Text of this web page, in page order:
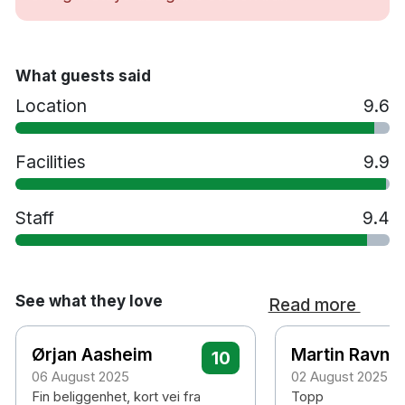
Strykjärn/strykbräda
Inomhuspool
Jacuzzi
Relaxområde
Gym
Restaurang
Bar
Spjälsäng mot en avgift
Extrasäng mot en avgift
Handikappsanpassade rum finns tillgängliga
Parkering mot en avgift
10 minuters promenad till Lillestrøm station
30 minuters bilresa till Oslo Gardermoen
What guests said
Location 9.6
Facilities 9.9
Staff 9.4
See what they love Read more
Ørjan Aasheim
06 August 2025
10
Fin beliggenhet, kort vei fra
Martin Ravn
02 August 2025
Topp